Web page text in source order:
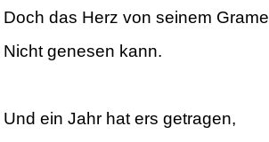
Doch das Herz von seinem Grame
Nicht genesen kann.
Und ein Jahr hat ers getragen,